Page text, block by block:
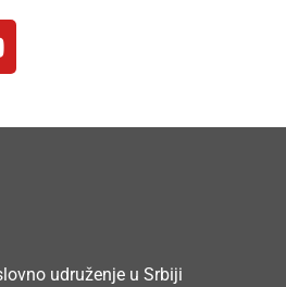
udruženje u Srbiji